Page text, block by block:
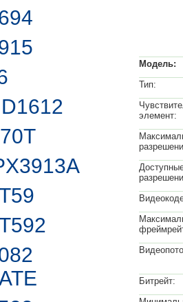
Модель:
Тип:
элемент:
Битрейт: